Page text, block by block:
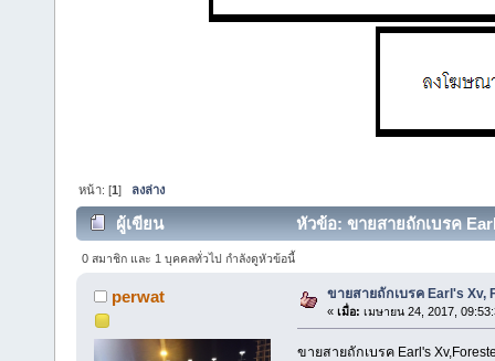
หน้า: [1] ลงล่าง
ผู้เขียน หัวข้อ: ขายสายถักเบรค
0 สมาชิก และ 1 บุคคลทั่วไป กำลังดูหัวข้อนี้
perwat ขายสายถักเบรค Earl's Xv,
« เมื่อ: เมษายน 24, 2017,
ขายสายถักเบรค Earl's